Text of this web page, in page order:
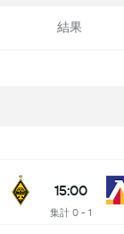
結果
15:00
集計 0 - 1